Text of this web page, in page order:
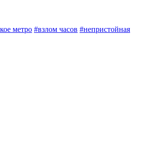
метро #взлом часов #непристойная